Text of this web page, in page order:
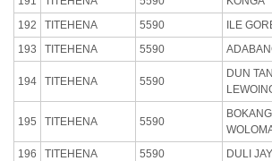
192
TITEHENA 5590 ILE
193
TITEHENA 5590
194 TITEHENA 5590
DUN
195 TITEHENA 5590
BOKANG
196 TITEHENA 5590 DULI